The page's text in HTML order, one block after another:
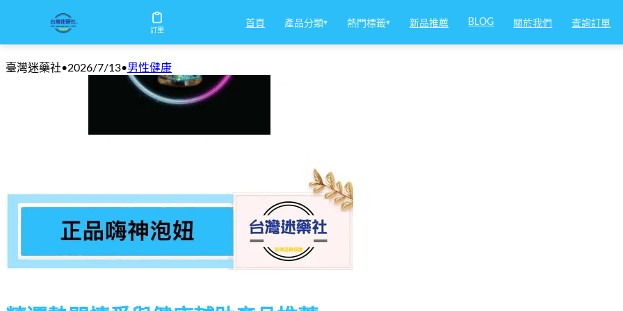
訂單
首頁 產品分類▾ 熱門標籤▾ 新品推薦 BLOG 關於我們 查詢訂單
台灣現貨情愛與男性健康輔助產品精選推薦
臺灣迷藥社•2026/7/13•男性健康